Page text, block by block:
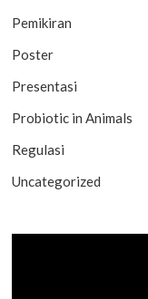
Pemikiran
Poster
Presentasi
Probiotic in Animals
Regulasi
Uncategorized